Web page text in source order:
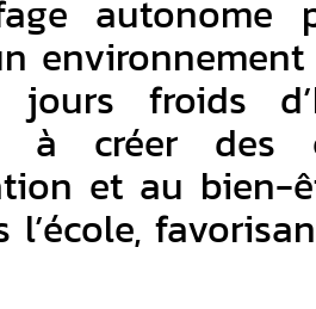
autonome
froids
à créer des
et au bien-
l’école,